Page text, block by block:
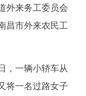
外来务工委员会
昌市外来农民工
一辆小轿车从
将一名过路女子